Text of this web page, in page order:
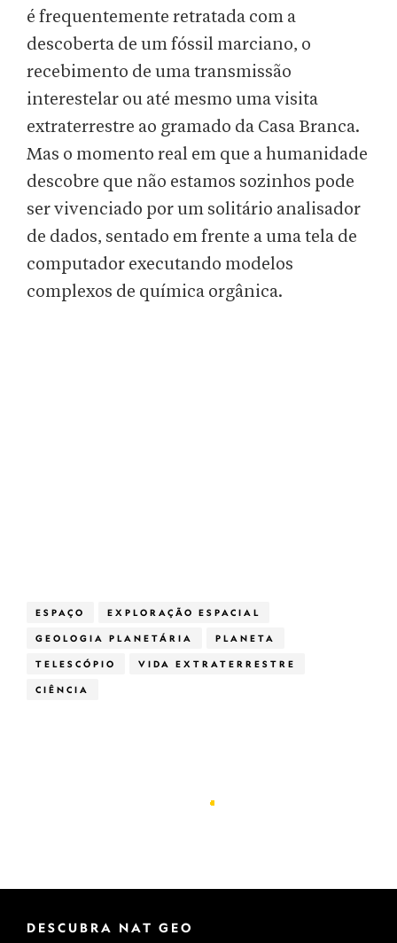
é frequentemente retratada com a
descoberta de um fóssil marciano, o
recebimento de uma transmissão
interestelar ou até mesmo uma visita
extraterrestre ao gramado da Casa Branca.
Mas o momento real em que a humanidade
descobre que não estamos sozinhos pode
ser vivenciado por um solitário analisador
de dados, sentado em frente a uma tela de
computador executando modelos
complexos de química orgânica.
ESPAÇO EXPLORAÇÃO ESPACIAL
GEOLOGIA PLANETÁRIA PLANETA
TELESCÓPIO VIDA EXTRATERRESTRE
CIÊNCIA
DESCUBRA NAT GEO